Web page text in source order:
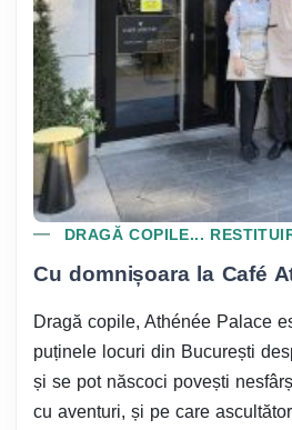
DRAGĂ COPILE...
Cu domnișoara la Café
Dragă copile, Athénée Palace
puținele locuri din București
și se pot născoci povești
cu aventuri, și pe care